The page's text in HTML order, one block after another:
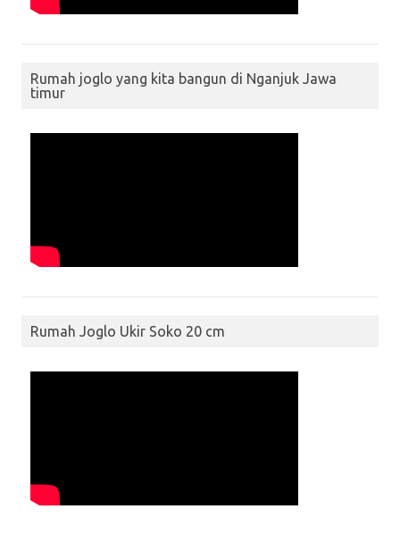
Rumah joglo yang kita bangun di Nganjuk Jawa
timur
Rumah Joglo Ukir Soko 20 cm